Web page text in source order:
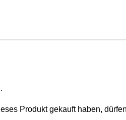
Produkt gekauft haben,